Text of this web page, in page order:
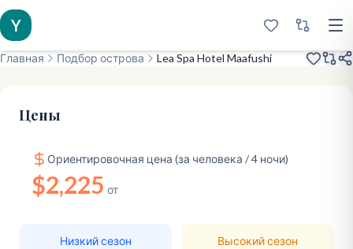
Y
Главная Подбор острова Lea Spa Hotel Maafushi
Цены
Ориентировочная цена (за человека / 4 ночи)
$2,225 от
Низкий сезон
Высокий сезон